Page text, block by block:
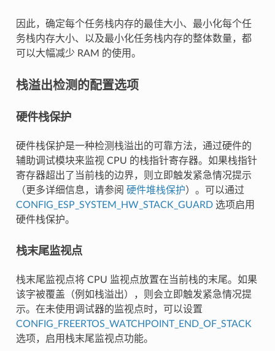
因此，确定每个任务栈内存的最佳大小、最小化每个任
务栈内存大小、以及最小化任务栈内存的整体数量，都
可以大幅减少 RAM 的使用。
栈溢出检测的配置选项
硬件栈保护
硬件栈保护是一种检测栈溢出的可靠方法，通过硬件的
辅助调试模块来监视 CPU 的栈指针寄存器。如果栈指针
寄存器超出了当前栈的边界，则立即触发紧急情况提示
（更多详细信息，请参阅 硬件堆栈保护）。可以通过
CONFIG_ESP_SYSTEM_HW_STACK_GUARD选项启用
硬件栈保护。
栈末尾监视点
栈末尾监视点将 CPU 监视点放置在当前栈的末尾。如果
该字被覆盖（例如栈溢出），则会立即触发紧急情况提
示。在未使用调试器的监视点时，可以设置
CONFIG_FREERTOS_WATCHPOINT_END_OF_STACK
选项，启用栈末尾监视点功能。